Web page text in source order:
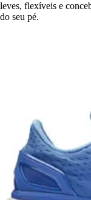
leves, flexíveis e
do seu pé.